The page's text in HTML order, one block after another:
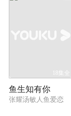
18集全
鱼生知有你
张耀汤敏人鱼爱恋